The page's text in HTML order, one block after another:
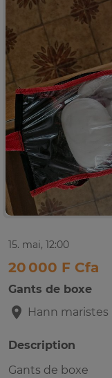
15. mai, 12:00
20 000 F Cfa
Gants de boxe
Hann maristes
Description
Gants de boxe